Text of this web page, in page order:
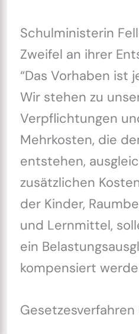
Schulministerin
Zweifel an ihrer
“Das Vorhaben ist
Wir stehen zu
Verpflichtungen
Mehrkosten, die
entstehen,
zusätzlichen
der Kinder,
und Lernmittel,
ein
kompensiert